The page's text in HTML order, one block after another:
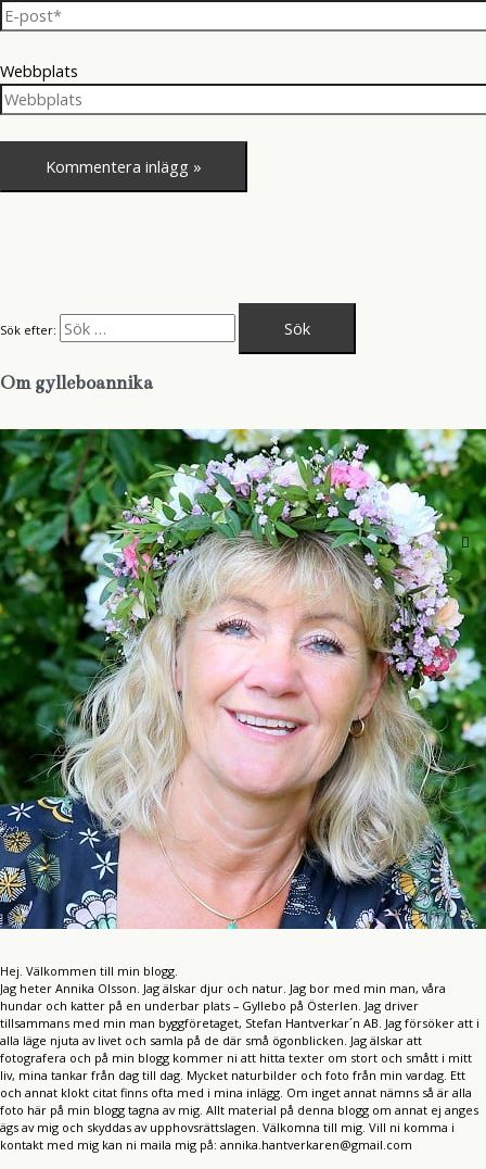
Webbplats
Sök efter:
Om gylleboannika
Hej. Välkommen till min blogg.
Jag heter Annika Olsson. Jag älskar djur och natur. Jag bor med min man, våra
hundar och katter på en underbar plats – Gyllebo på Österlen. Jag driver
tillsammans med min man byggföretaget, Stefan Hantverkar´n AB. Jag försöker att i
alla läge njuta av livet och samla på de där små ögonblicken. Jag älskar att
fotografera och på min blogg kommer ni att hitta texter om stort och smått i mitt
liv, mina tankar från dag till dag. Mycket naturbilder och foto från min vardag. Ett
och annat klokt citat finns ofta med i mina inlägg. Om inget annat nämns så är alla
foto här på min blogg tagna av mig. Allt material på denna blogg om annat ej anges
ägs av mig och skyddas av upphovsrättslagen. Välkomna till mig. Vill ni komma i
kontakt med mig kan ni maila mig på: annika.hantverkaren@gmail.com